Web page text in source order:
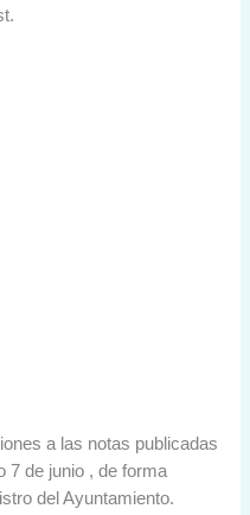
a las notas publicadas
7 de junio , de forma
del Ayuntamiento.